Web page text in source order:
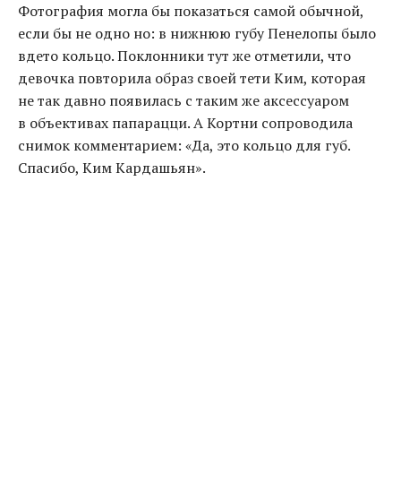
Фотография могла бы показаться самой обычной,
если бы не одно но: в нижнюю губу Пенелопы было
вдето кольцо. Поклонники тут же отметили, что
девочка повторила образ своей тети Ким, которая
не так давно появилась с таким же аксессуаром
в объективах папарацци. А Кортни сопроводила
снимок комментарием: «Да, это кольцо для губ.
Спасибо, Ким Кардашьян».